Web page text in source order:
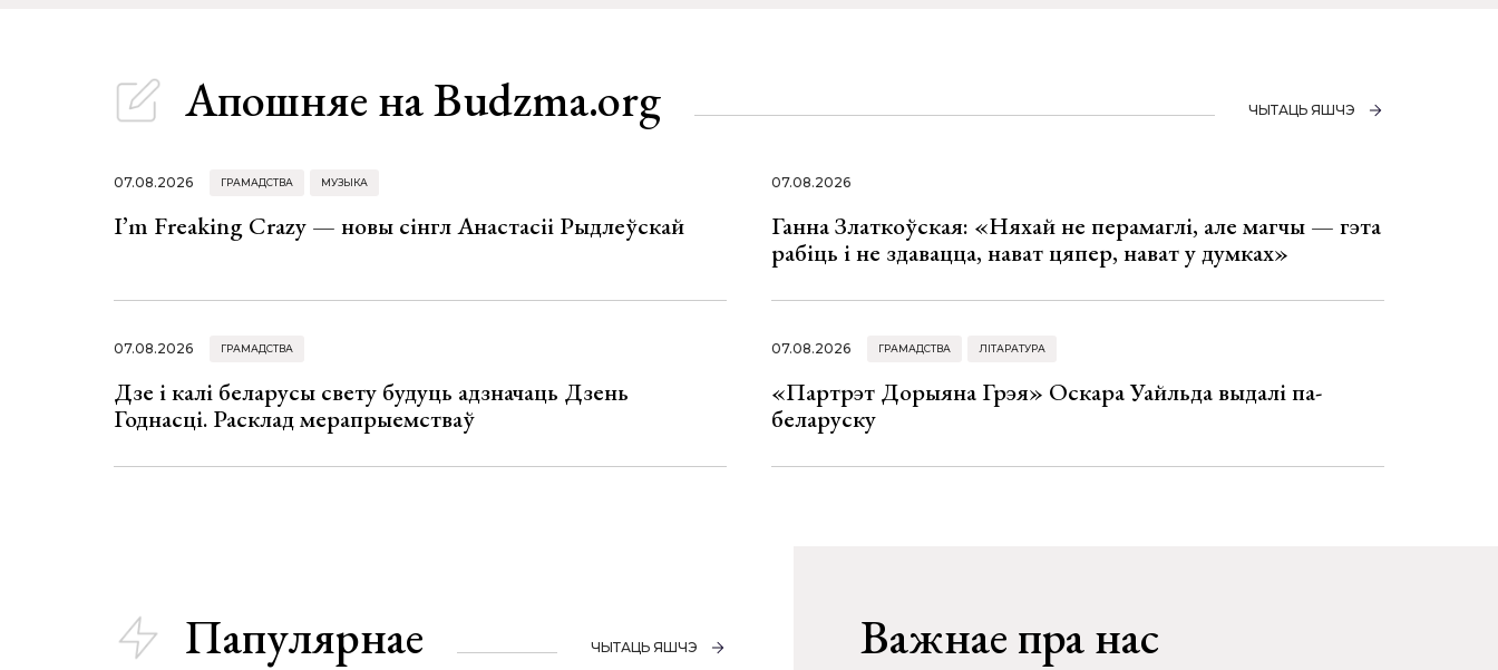
Апошняе на Budzma.org ЧЫТАЦЬ ЯШЧЭ
07.08.2026 ГРАМАДСТВА МУЗЫКА
I’m Freaking Crazy — новы сінгл Анастасіі Рыдлеўскай
07.08.2026
Ганна Златкоўская: «Няхай не перамаглі, але магчы — гэта
рабіць і не здавацца, нават цяпер, нават у думках»
07.08.2026 ГРАМАДСТВА
Дзе і калі беларусы свету будуць адзначаць Дзень
Годнасці. Расклад мерапрыемстваў
07.08.2026 ГРАМАДСТВА ЛІТАРАТУРА
«Партрэт Дорыяна Грэя» Оскара Уайльда выдалі па-
беларуску
Папулярнае ЧЫТАЦЬ ЯШЧЭ Важнае пра нас